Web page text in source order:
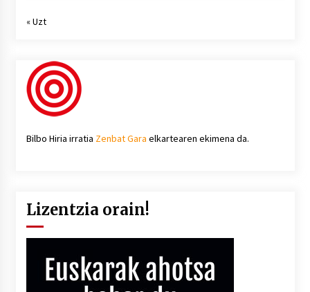
« Uzt
Bilbo Hiria irratia Zenbat Gara elkartearen ekimena da.
Lizentzia orain!